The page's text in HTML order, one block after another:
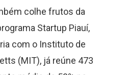
colhe frutos da
Startup Piauí,
com o Instituto de
(MIT), já reúne 473